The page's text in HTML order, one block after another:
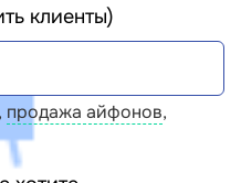
клиенты)
, продажа айфонов,